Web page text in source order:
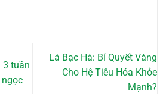
3 tuần
Lá Bạc Hà: Bí Quyết Vàng
Cho Hệ Tiêu Hóa Khỏe
Mạnh?